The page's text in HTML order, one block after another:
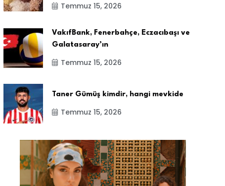
Temmuz 15, 2026
VakıfBank, Fenerbahçe, Eczacıbaşı ve
Galatasaray’ın
Temmuz 15, 2026
Taner Gümüş kimdir, hangi mevkide
Temmuz 15, 2026